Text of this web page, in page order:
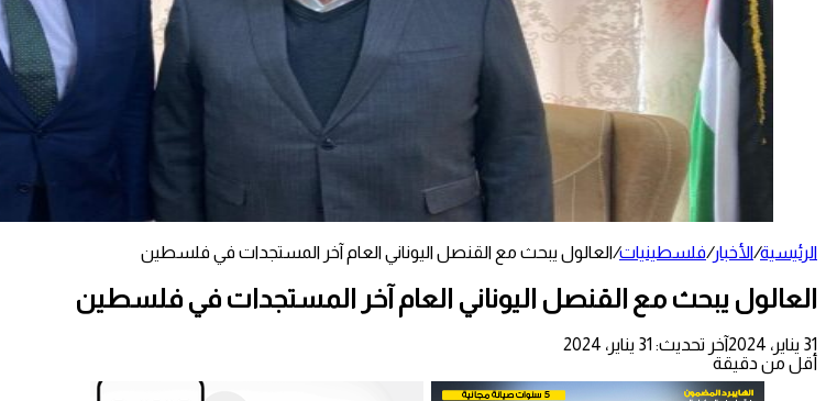
الرئيسية/الأخبار/فلسطينيات/العالول يبحث مع القنصل اليوناني العام آخر المستجدات في فلسطين
العالول يبحث مع القنصل اليوناني العام آخر المستجدات في فلسطين
31 يناير، 2024
آخر تحديث: 31 يناير، 2024
أقل من دقيقة